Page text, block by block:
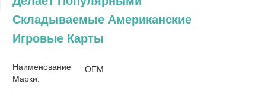
Складываемые Американские
Игровые Карты
Наименование
Марки:
OEM